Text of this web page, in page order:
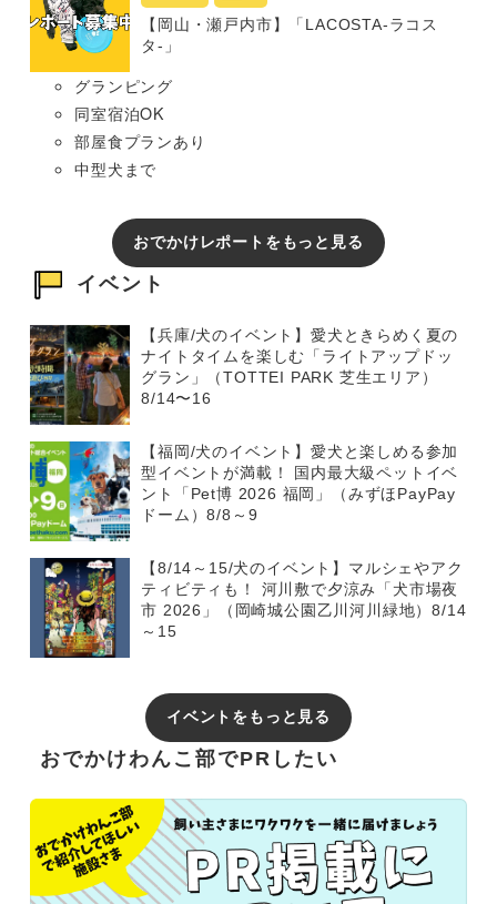
【岡山・瀬戸内市】「LACOSTA-ラコス
タ-」
グランピング
同室宿泊OK
部屋食プランあり
中型犬まで
おでかけレポートをもっと見る
イベント
【兵庫/犬のイベント】愛犬ときらめく夏の
ナイトタイムを楽しむ「ライトアップドッ
グラン」（TOTTEI PARK 芝生エリア）
8/14〜16
【福岡/犬のイベント】愛犬と楽しめる参加
型イベントが満載！ 国内最大級ペットイベ
ント「Pet博 2026 福岡」（みずほPayPay
ドーム）8/8～9
【8/14～15/犬のイベント】マルシェやアク
ティビティも！ 河川敷で夕涼み「犬市場夜
市 2026」（岡崎城公園乙川河川緑地）8/14
～15
イベントをもっと見る
おでかけわんこ部でPRしたい